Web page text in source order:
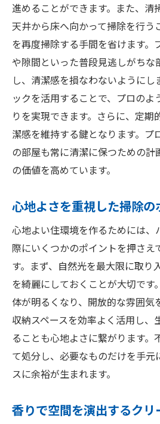
進めることができます。また、清
天井から床へ向かって掃除を行う
を再度掃除する手間を省けます。
や隙間といった普段見逃しがちな
し、清潔感を損なわないようにし
ックを活用することで、プロのよ
りを実現できます。さらに、定
潔感を維持する鍵となります。プ
の部屋も常に清潔に保つための
の価値を高めています。
心地よさを重視した掃除の
心地よい住環境を作るためには、
際にいくつかのポイントを押さえ
す。まず、自然光を最大限に取り
を綺麗にしておくことが大切です
体が明るくなり、開放的な雰囲気
収納スペースを効率よく活用し、
ることも心地よさに繋がります。
て処分し、必要なものだけを手元
スに余裕が生まれます。
香りで空間を演出するク